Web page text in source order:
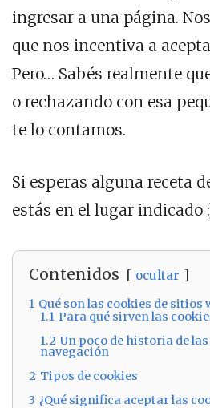
ingresar a una página.
que nos incentiva a
Pero… Sabés realmente
o rechazando con esa
te lo contamos.
Si esperas alguna receta
estás en el lugar indicado
Contenidos ocultar
1 Qué son las cookies de sitios
1.1 Para qué sirven las
1.2 Un poco de historia de
navegación
2 Tipos de cookies
3 ¿Qué significa aceptar las